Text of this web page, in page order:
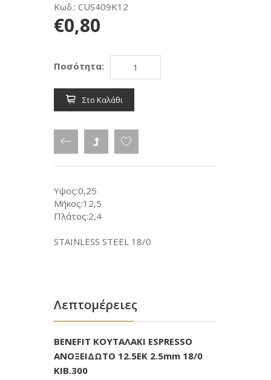
Κωδ.: CUS409K12
€0,80
Ποσότητα:
Στο Καλάθι
Υψος:0,25
Μήκος:12,5
Πλάτος:2,4
STAINLESS STEEL 18/0
Λεπτομέρειες
BENEFIT ΚΟΥΤΑΛΑΚΙ ESPRESSO
ΑΝΟΞΕΙΔΩΤΟ 12.5ΕΚ 2.5mm 18/0
KIB.300